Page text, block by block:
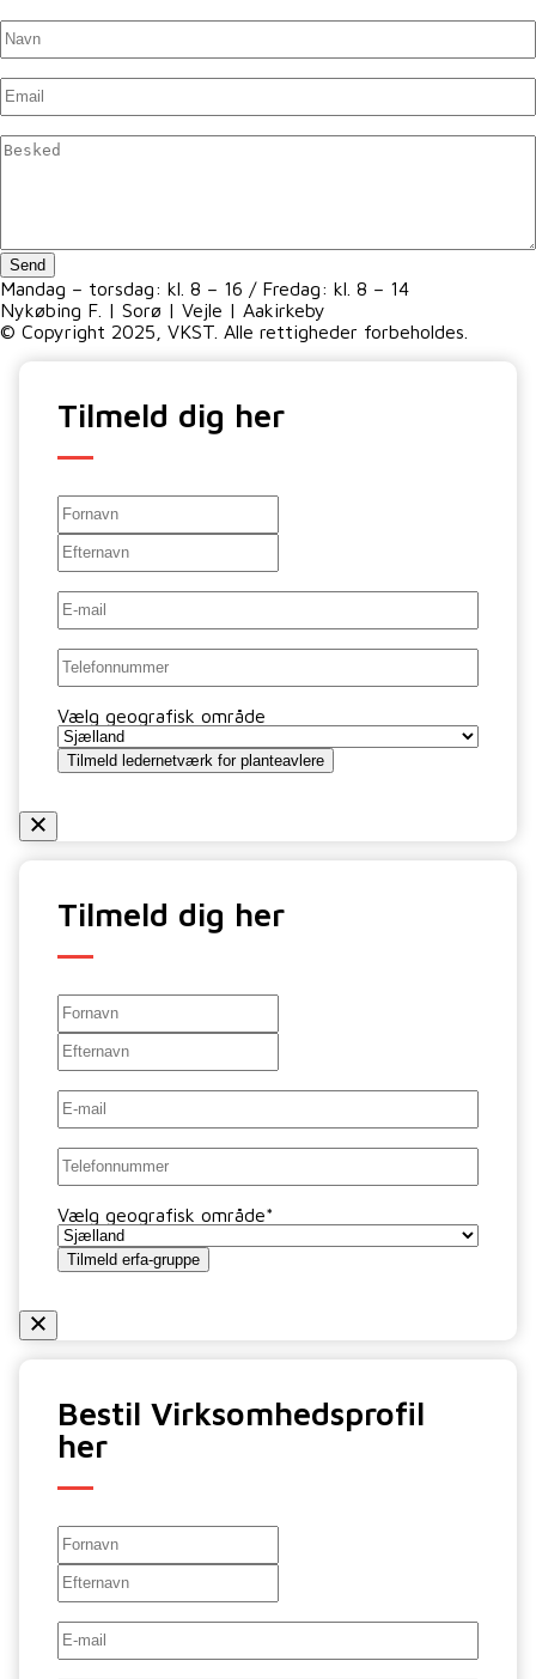
Navn*
Untitled*
Untitled*
Send
Mandag – torsdag: kl. 8 – 16 / Fredag: kl. 8 – 14
Nykøbing F. | Sorø | Vejle | Aakirkeby
© Copyright 2025, VKST. Alle rettigheder forbeholdes.
Tilmeld dig her
Navn
Efternavn
E-
mail*
Telefon
Vælg geografisk område
Tilmeld ledernetværk for planteavlere
Tilmeld dig her
Navn*
Efternavn
E-
mail*
Telefon*
Vælg geografisk område*
Tilmeld erfa-gruppe
Bestil Virksomhedsprofil
her
Navn
Efternavn
E-
mail*